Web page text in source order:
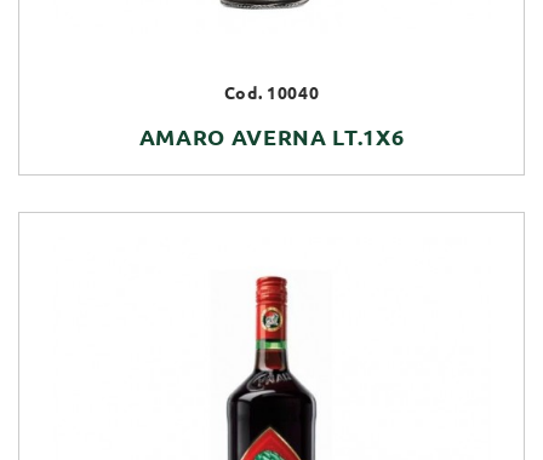
Cod. 10040
AMARO AVERNA LT.1X6